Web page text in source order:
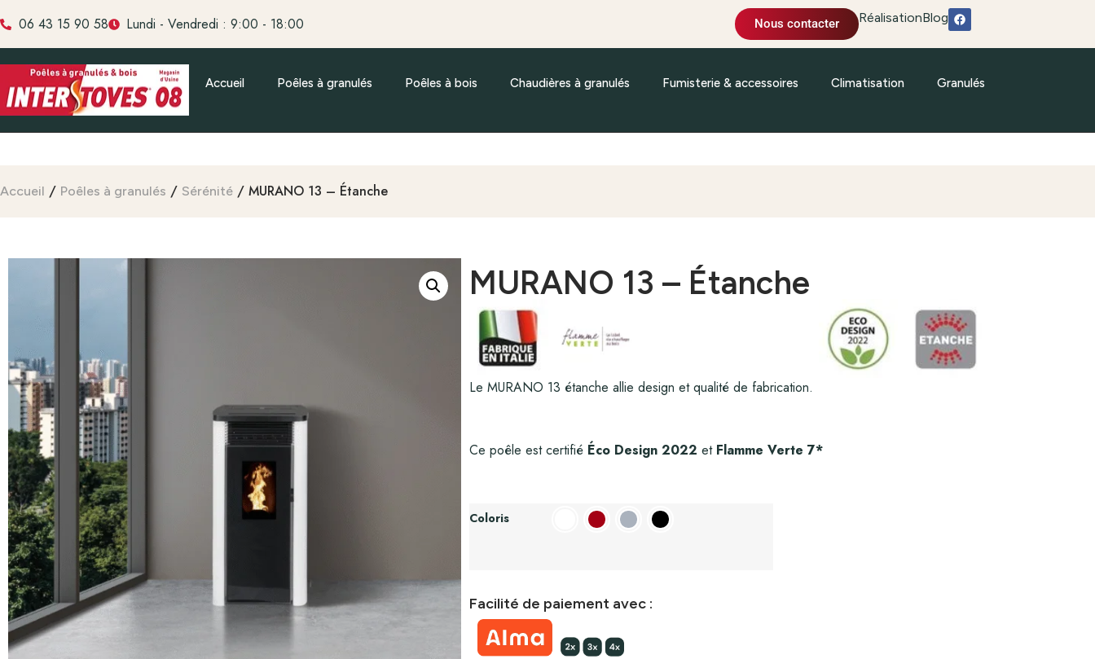
06 43 15 90 58 Lundi - Vendredi : 9:00 - 18:00 Nous contacter RéalisationBlog
Accueil Poêles à granulés Poêles à bois Chaudières à granulés Fumisterie & accessoires Climatisation Granulés
Accueil / Poêles à granulés / Sérénité / MURANO 13 – Étanche
MURANO 13 – Étanche
Le MURANO 13 étanche allie design et qualité de fabrication.
Ce poêle est certifié Éco Design 2022 et Flamme Verte 7*
Coloris
Facilité de paiement avec :